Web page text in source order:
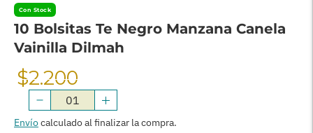
Con Stock
10 Bolsitas Te Negro Manzana Canela
Vainilla Dilmah
Precio
Normal
$2.200
Envíocalculado al finalizar la compra.